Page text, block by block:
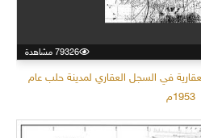
79326 مشاهدة
في السجل العقاري لمدينة حلب عام
1953م